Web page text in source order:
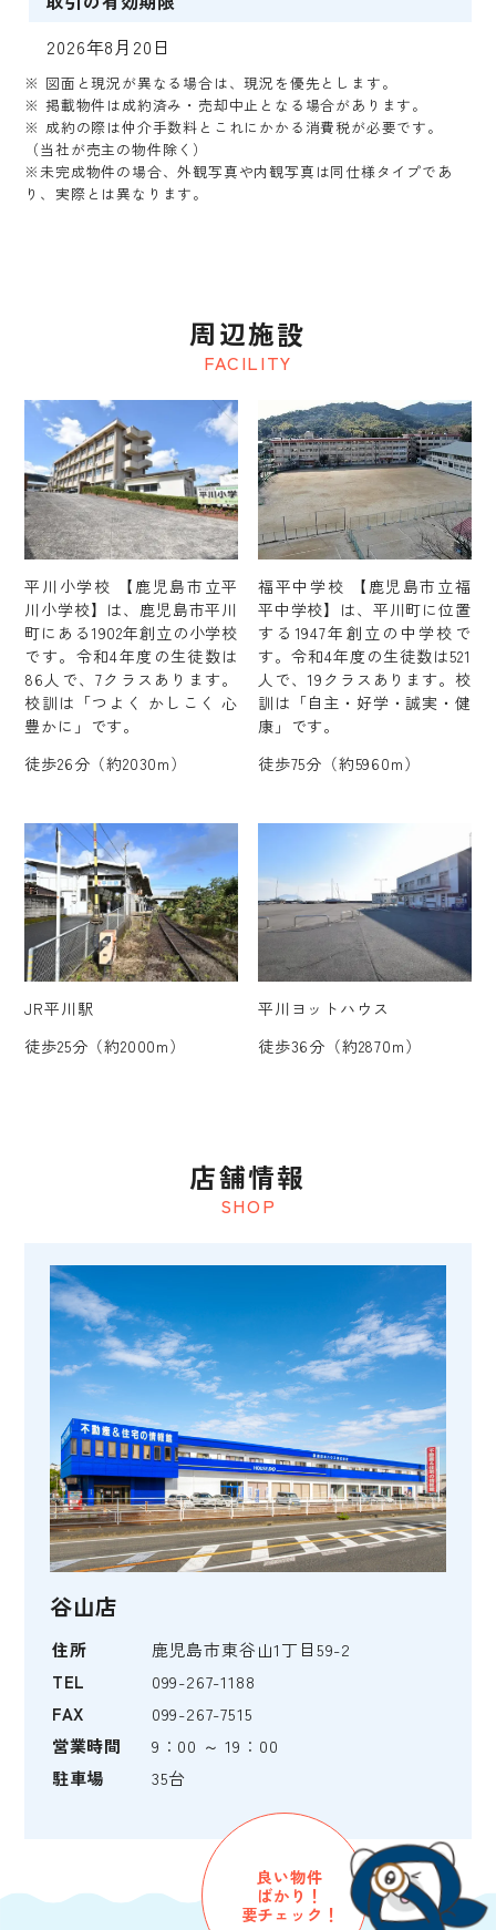
2026年8月20日
※ 図面と現況が異なる場合は、現況を優先とします。
※ 掲載物件は成約済み・売却中止となる場合があります。
※ 成約の際は仲介手数料とこれにかかる消費税が必要です。
（当社が売主の物件除く）
※未完成物件の場合、外観写真や内観写真は同仕様タイプであ
り、実際とは異なります。
FACILITY
周辺施設
平川小学校 【鹿児島市立平
川小学校】は、鹿児島市平川
町にある1902年創立の小学校
です。令和4年度の生徒数は
86人で、7クラスあります。
校訓は「つよく かしこく 心
豊かに」です。
徒歩26分（約2030m）
福平中学校 【鹿児島市立福
平中学校】は、平川町に位置
する1947年創立の中学校で
す。令和4年度の生徒数は521
人で、19クラスあります。校
訓は「自主・好学・誠実・健
康」です。
徒歩75分（約5960m）
JR平川駅
徒歩25分（約2000m）
平川ヨットハウス
徒歩36分（約2870m）
SHOP
店舗情報
谷山店
住所
鹿児島市東谷山1丁目59-2
TEL
099-267-1188
FAX
099-267-7515
営業時間
9：00 ～ 19：00
駐車場
35台
良い物件
ばかり！
要チェック！